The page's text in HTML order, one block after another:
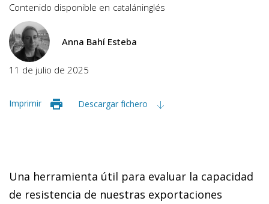
Contenido disponible en cataláninglés
Anna Bahí Esteba
11 de julio de 2025
Imprimir Descargar fichero
Una herramienta útil para evaluar la capacidad
de resistencia de nuestras exportaciones